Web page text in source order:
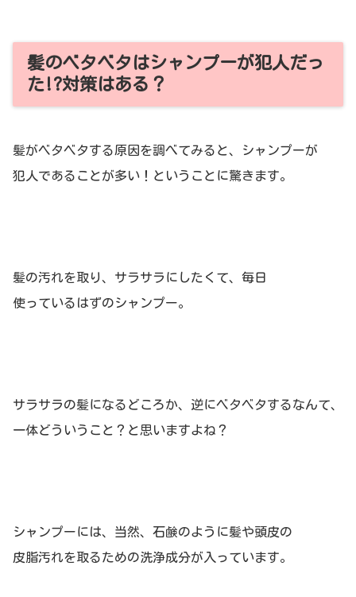
髪のベタベタはシャンプーが犯人だっ
た!?対策はある？
髪がベタベタする原因を調べてみると、シャンプーが
犯人であることが多い！ということに驚きます。
髪の汚れを取り、サラサラにしたくて、毎日
使っているはずのシャンプー。
サラサラの髪になるどころか、逆にベタベタするなんて、
一体どういうこと？と思いますよね？
シャンプーには、当然、石鹸のように髪や頭皮の
皮脂汚れを取るための洗浄成分が入っています。